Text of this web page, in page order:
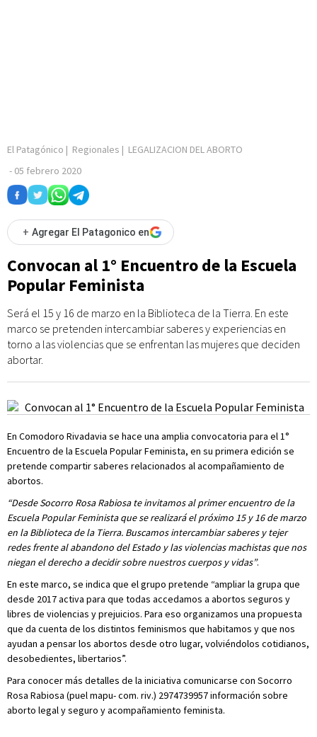
El Patagónico | Regionales | LEGALIZACION DEL ABORTO
- 05 febrero 2020
+ Agregar El Patagonico en
Convocan al 1° Encuentro de la Escuela
Popular Feminista
Será el 15 y 16 de marzo en la Biblioteca de la Tierra. En este
marco se pretenden intercambiar saberes y experiencias en
torno a las violencias que se enfrentan las mujeres que deciden
abortar.
En Comodoro Rivadavia se hace una amplia convocatoria para el 1°
Encuentro de la Escuela Popular Feminista, en su primera edición se
pretende compartir saberes relacionados al acompañamiento de
abortos.
“Desde Socorro Rosa Rabiosa te invitamos al primer encuentro de la
Escuela Popular Feminista que se realizará el próximo 15 y 16 de marzo
en la Biblioteca de la Tierra. Buscamos intercambiar saberes y tejer
redes frente al abandono del Estado y las violencias machistas que nos
niegan el derecho a decidir sobre nuestros cuerpos y vidas”.
En este marco, se indica que el grupo pretende “ampliar la grupa que
desde 2017 activa para que todas accedamos a abortos seguros y
libres de violencias y prejuicios. Para eso organizamos una propuesta
que da cuenta de los distintos feminismos que habitamos y que nos
ayudan a pensar los abortos desde otro lugar, volviéndolos cotidianos,
desobedientes, libertarios”.
Para conocer más detalles de la iniciativa comunicarse con Socorro
Rosa Rabiosa (puel mapu- com. riv.) 2974739957 información sobre
aborto legal y seguro y acompañamiento feminista.